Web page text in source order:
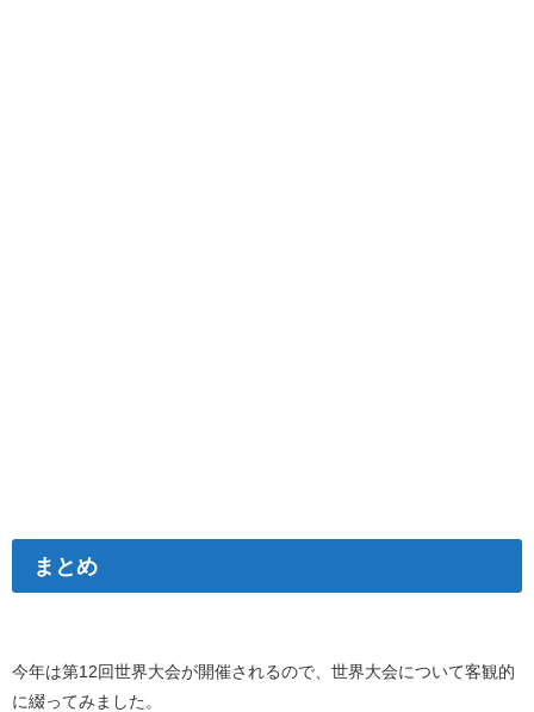
まとめ
今年は第12回世界大会が開催されるので、世界大会について客観的
に綴ってみました。